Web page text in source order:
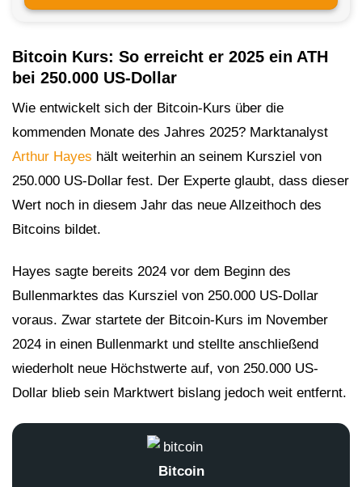
Bitcoin Kurs: So erreicht er 2025 ein ATH
bei 250.000 US-Dollar
Wie entwickelt sich der Bitcoin-Kurs über die
kommenden Monate des Jahres 2025? Marktanalyst
Arthur Hayes hält weiterhin an seinem Kursziel von
250.000 US-Dollar fest. Der Experte glaubt, dass dieser
Wert noch in diesem Jahr das neue Allzeithoch des
Bitcoins bildet.
Hayes sagte bereits 2024 vor dem Beginn des
Bullenmarktes das Kursziel von 250.000 US-Dollar
voraus. Zwar startete der Bitcoin-Kurs im November
2024 in einen Bullenmarkt und stellte anschließend
wiederholt neue Höchstwerte auf, von 250.000 US-
Dollar blieb sein Marktwert bislang jedoch weit entfernt.
Bitcoin